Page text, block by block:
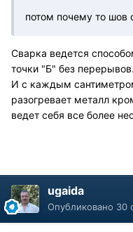
потом почему то шов
Сварка ведется
точки "Б" без
И с каждым
разогревает металл
ведет себя все более
ugaida
Опубликовано 30